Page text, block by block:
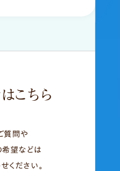
こちら
質問や
希望などは
ください。